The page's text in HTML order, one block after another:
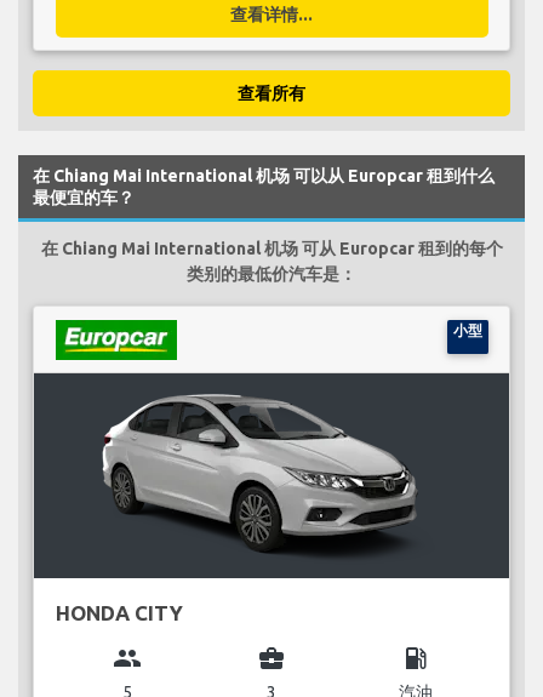
查看详情...
查看所有
在 Chiang Mai International 机场 可以从 Europcar 租到什么
最便宜的车？
在 Chiang Mai International 机场 可从 Europcar 租到的每个
类别的最低价汽车是：
小型
HONDA CITY
group
5
business_center
3
local_gas_station
汽油